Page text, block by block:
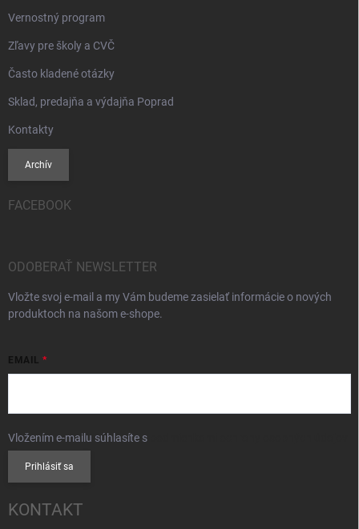
Vernostný program
Zľavy pre školy a CVČ
Často kladené otázky
Sklad, predajňa a výdajňa Poprad
Kontakty
Archív
FACEBOOK
ODOBERAŤ NEWSLETTER
Vložte svoj e-mail a my Vám budeme zasielať informácie o nových
produktoch na našom e-shope.
EMAIL
Vložením e-mailu súhlasíte s
Prihlásiť sa
KONTAKT